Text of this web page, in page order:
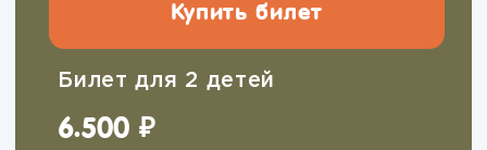
Подарочные сертификаты
Дарите не просто деньги, а эмоции и
полезный опыт. Сертификатом можно
оплатить любые маршруты из нашего